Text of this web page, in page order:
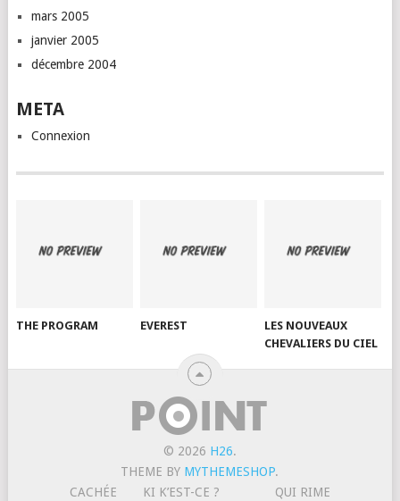
mars 2005
janvier 2005
décembre 2004
META
Connexion
THE PROGRAM EVEREST
LES NOUVEAUX
CHEVALIERS DU CIEL
© 2026 H26.
THEME BY MYTHEMESHOP.
CACHÉE
KI K’EST-CE ? QUI RIME